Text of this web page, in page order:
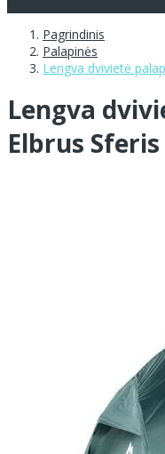
Pagrindinis
Palapinės
Lengva dvivietė
Lengva
Elbrus Sferis